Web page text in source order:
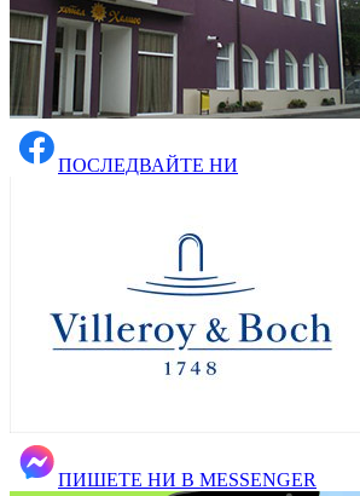
ПОСЛЕДВАЙТЕ НИ
ПИШЕТЕ НИ В MESSENGER